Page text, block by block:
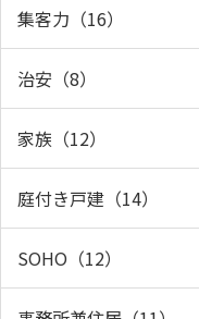
集客力（16）
治安（8）
家族（12）
庭付き戸建（14）
SOHO（12）